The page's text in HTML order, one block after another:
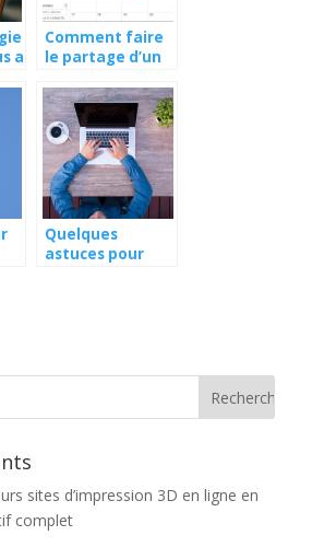
a
Comment faire
le partage d’un
avec une tierce
personne ?
Quelques
astuces pour
sites d’impression 3D en ligne en
complet